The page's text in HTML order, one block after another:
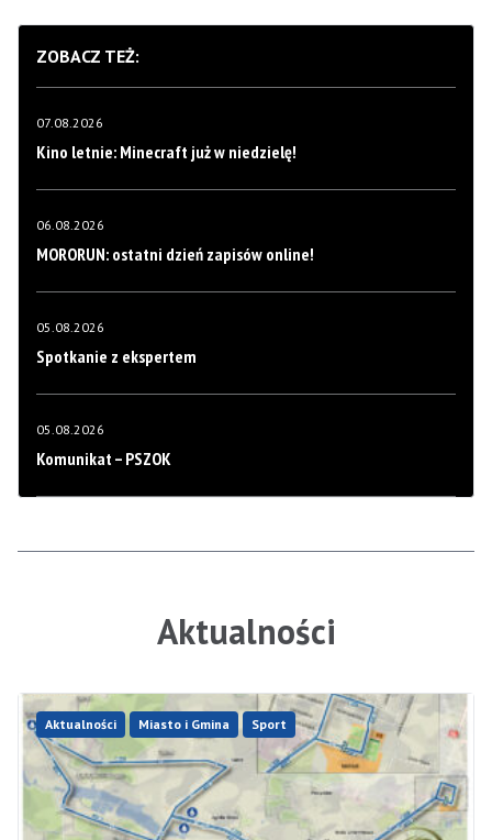
ZOBACZ TEŻ:
07.08.2026
Kino letnie: Minecraft już w niedzielę!
06.08.2026
MORORUN: ostatni dzień zapisów online!
05.08.2026
Spotkanie z ekspertem
05.08.2026
Komunikat – PSZOK
Aktualności
Aktualności Miasto i Gmina Sport